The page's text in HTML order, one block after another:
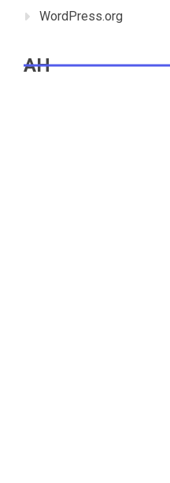
WordPress.org
AH